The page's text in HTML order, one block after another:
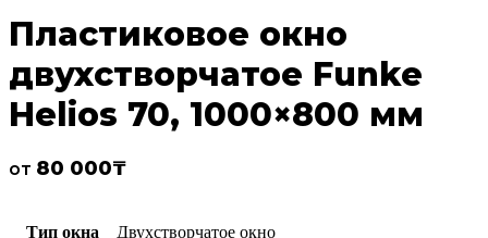
Пластиковое окно
двухстворчатое Funke
Helios 70, 1000×800 мм
от 80 000₸
Тип окна Двухстворчатое окно